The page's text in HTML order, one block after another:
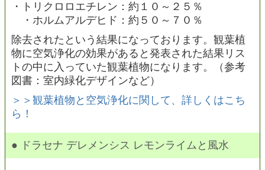
・トリクロロエチレン：約１０～２５％
・ホルムアルデヒド：約５０～７０％
除去されたという結果になっております。観葉植
物に空気浄化の効果があると発表された結果リス
トの中に入っていた観葉植物になります。（参考
図書：室内緑化デザインなど）
＞＞観葉植物と空気浄化に関して、詳しくはこち
ら！
● ドラセナ デレメンシス レモンライムと風水